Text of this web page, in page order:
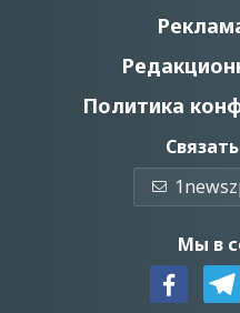
Политика
Мы в